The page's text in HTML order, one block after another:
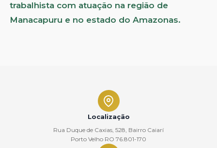
trabalhista com atuação na região de
Manacapuru e no estado do Amazonas.
Localização
Rua Duque de Caxias, 528, Bairro Caiarí
Porto Velho RO 76.801-170